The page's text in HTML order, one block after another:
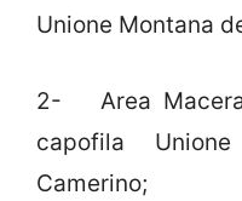
Unione Montana
2- Area
capofila
Camerino;